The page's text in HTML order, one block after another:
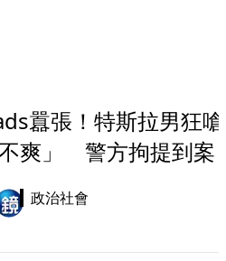
囂張！特斯拉男狂嗆
不爽」 警方拘提到案
政治社會